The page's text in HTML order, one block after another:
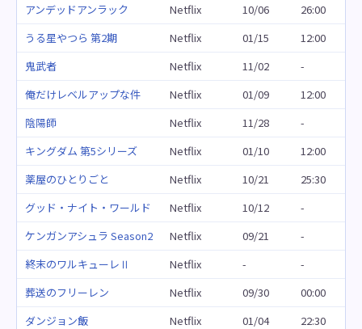
アンデッドアンラック
Netflix 10/06
26:00
うる星やつら 第2期
Netflix 01/15
12:00
鬼武者
Netflix 11/02
-
俺だけレベルアップな件
Netflix 01/09
12:00
陰陽師
Netflix 11/28
-
キングダム 第5シリーズ
Netflix 01/10
12:00
薬屋のひとりごと
Netflix 10/21
25:30
グッド・ナイト・ワールド
Netflix 10/12
-
ケンガンアシュラ Season2
Netflix 09/21
-
終末のワルキューレⅡ
Netflix -
-
葬送のフリーレン
Netflix 09/30
00:00
ダンジョン飯
Netflix 01/04
22:30